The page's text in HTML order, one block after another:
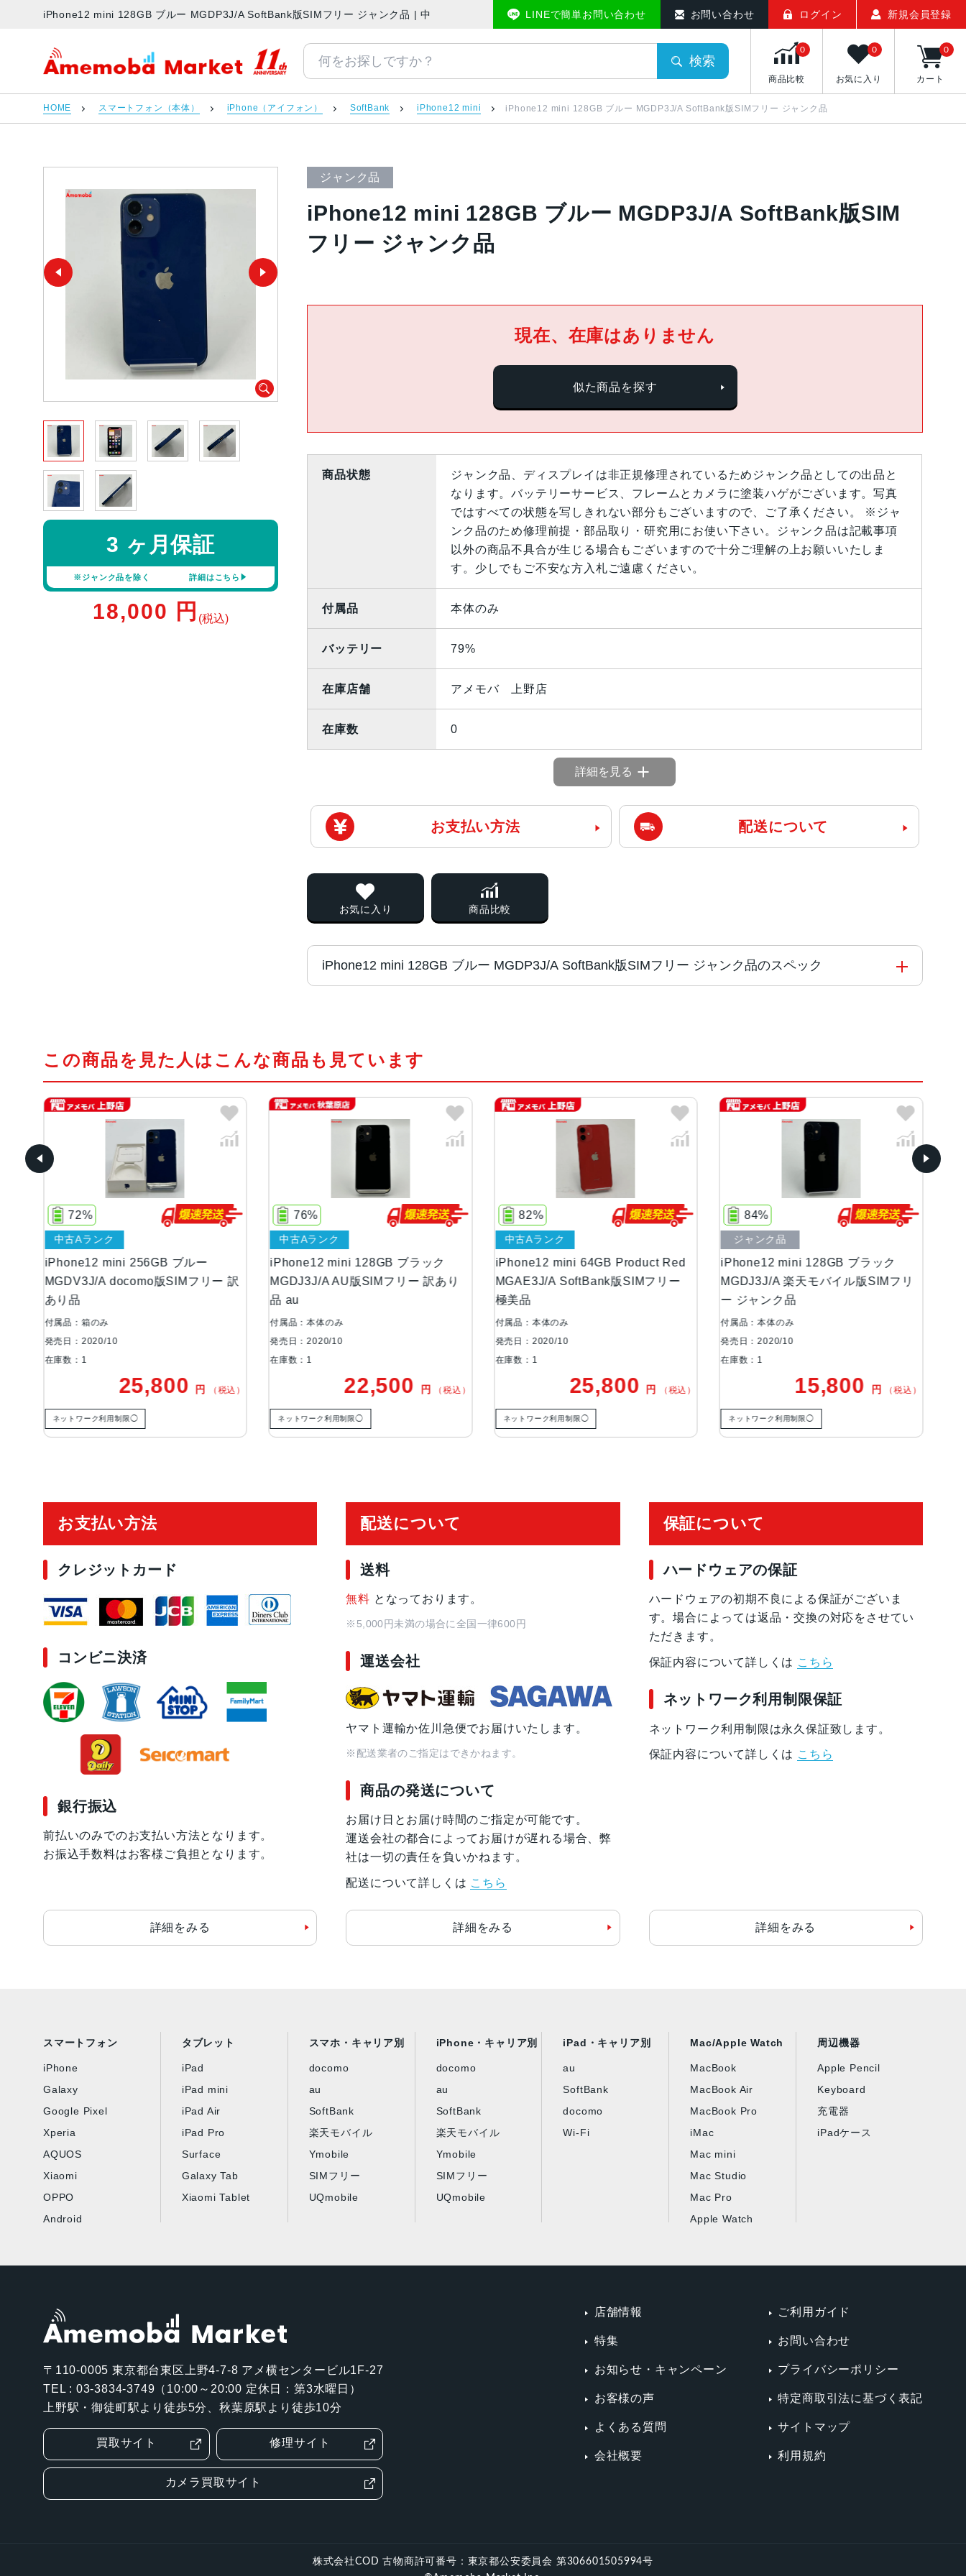
iPhone12 mini 128GB ブルー MGDP3J/A SoftBank版SIMフリー ジャンク品 | 中古スマホ販売のアメモバマーケット
LINEで簡単お問い合わせ お問い合わせ ログイン 新規会員登録
アメモバマーケット
検索
商品比較
0
お気に入り
0
カート
0
HOME スマートフォン（本体） iPhone（アイフォン） SoftBank iPhone12 mini iPhone12 mini 128GB ブルー MGDP3J/A SoftBank版SIMフリー ジャンク品
ジャンク品
iPhone12 mini 128GB ブルー MGDP3J/A SoftBank版SIM
フリー ジャンク品
3 ヶ月保証
※ジャンク品を除く 詳細はこちら
18,000 円 (税込)
現在、在庫はありません
似た商品を探す
商品状態
ジャンク品、ディスプレイは非正規修理されているためジャンク品としての出品と
なります。バッテリーサービス、フレームとカメラに塗装ハゲがございます。写真
ではすべての状態を写しきれない部分もございますので、ご了承ください。 ※ジャ
ンク品のため修理前提・部品取り・研究用にお使い下さい。ジャンク品は記載事項
以外の商品不具合が生じる場合もございますので十分ご理解の上お願いいたしま
す。少しでもご不安な方入札ご遠慮ください。
付属品 本体のみ
バッテリー 79%
在庫店舗 アメモバ 上野店
在庫数 0
詳細を見る
お支払い方法 配送について
お気に入り 商品比較
iPhone12 mini 128GB ブルー MGDP3J/A SoftBank版SIMフリー ジャンク品のスペック
発売日
質量 133g
画面解像度 2340 X 1080
ストレージ容量 64GB, 128GB, 256GB
本体素材 アルミニウム, ガラス
代
CDMA方式, GSM方式
レンズ数 デュアルレンズ
保護 耐指紋撥油コーティング, 防塵, 防水, 防滴
認証機能 顔認証
搭載センサー
ジャイロセンサー, デジタルコンパス, 加速度計, 周囲光センサー, 気圧センサー, 近
SIMスロット数 シングルSIM+eSIM
前面カメラ解像度 1,200万画素
この商品を見た人はこんな商品も見ています
ブルー
版SIMフリー 訳
iPhone12 mini 128GB ブラック
MGDJ3J/A AU版SIMフリー 訳あり
76%
22,500
iPhone12 mini 64GB Product Red
MGAE3J/A SoftBank版SIMフリー
82%
25,800
iPhone12 mini 128GB ブラック
MGDJ3J/A 楽天モバイル版SIMフリ
84%
15,800
iPhone12 mini 256GB ブ
MGDR3J/A AU版SIMフリ
77%
お支払い方法
クレジットカード
コンビニ決済
銀行振込
前払いのみでのお支払い方法となります。
お振込手数料はお客様ご負担となります。
詳細をみる
配送について
送料
無料 となっております。
※5,000円未満の場合に全国一律600円
運送会社
ヤマト運輸か佐川急便でお届けいたします。
※配送業者のご指定はできかねます。
商品の発送について
お届け日とお届け時間のご指定が可能です。
運送会社の都合によってお届けが遅れる場合、弊
社は一切の責任を負いかねます。
配送について詳しくは こちら
詳細をみる
保証について
ハードウェアの保証
ハードウェアの初期不良による保証がございま
す。場合によっては返品・交換の対応をさせてい
ただきます。
保証内容について詳しくは こちら
ネットワーク利用制限保証
ネットワーク利用制限は永久保証致します。
保証内容について詳しくは こちら
詳細をみる
スマートフォン
iPhone
Galaxy
Google Pixel
Xperia
AQUOS
Xiaomi
OPPO
Android
タブレット
iPad
iPad mini
iPad Air
iPad Pro
Surface
Galaxy Tab
Xiaomi Tablet
スマホ・キャリア別
docomo
au
SoftBank
楽天モバイル
Ymobile
SIMフリー
UQmobile
iPhone・キャリア別
docomo
au
SoftBank
楽天モバイル
Ymobile
SIMフリー
UQmobile
iPad・キャリア別
au
SoftBank
docomo
Wi-Fi
Mac/Apple Watch
MacBook
MacBook Air
MacBook Pro
iMac
Mac mini
Mac Studio
Mac Pro
Apple Watch
周辺機器
Apple Pencil
Keyboard
充電器
iPadケース
〒110-0005 東京都台東区上野4-7-8 アメ横センタービル1F-27
TEL : 03-3834-3749（10:00～20:00 定休日：第3水曜日）
上野駅・御徒町駅より徒歩5分、秋葉原駅より徒歩10分
買取サイト 修理サイト
カメラ買取サイト
店舗情報
特集
お知らせ・キャンペーン
お客様の声
よくある質問
会社概要
ご利用ガイド
お問い合わせ
プライバシーポリシー
特定商取引法に基づく表記
サイトマップ
利用規約
株式会社COD 古物商許可番号：東京都公安委員会 第306601505994号